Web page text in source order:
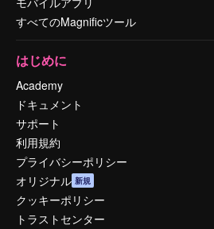
すべてのMagnificツール
はじめに
Academy
ドキュメント
サポート
利用規約
プライバシーポリシー
オリジナル 新規
クッキーポリシー
トラストセンター